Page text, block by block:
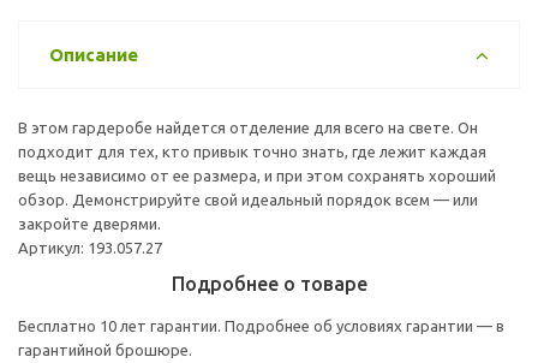
Описание
В этом гардеробе найдется отделение для всего на свете. Он
подходит для тех, кто привык точно знать, где лежит каждая
вещь независимо от ее размера, и при этом сохранять хороший
обзор. Демонстрируйте свой идеальный порядок всем — или
закройте дверями.
Артикул: 193.057.27
Подробнее о товаре
Бесплатно 10 лет гарантии. Подробнее об условиях гарантии — в
гарантийной брошюре.